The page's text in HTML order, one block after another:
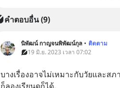
คำตอบอื่น(9)
นิพัฒน์ กาญจนพิพัฒน์กุล • ติดตาม
19 มิ.ย. 2023 เวลา 07:02
บางเรื่องอาจไม่เหมาะกับวัยและส